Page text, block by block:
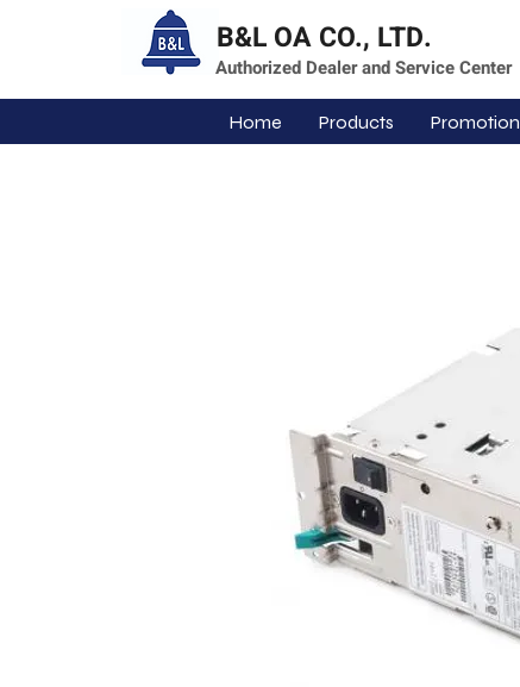
B&L OA CO., LTD.
Authorized Dealer and Service Center
Home Products Promotion